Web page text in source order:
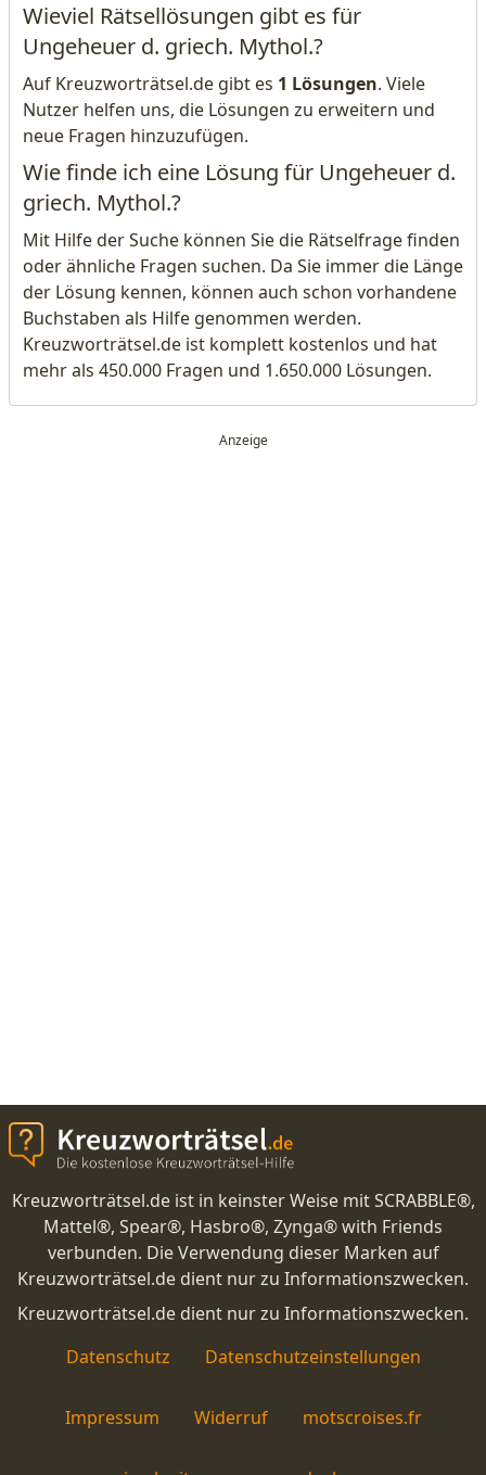
Wieviel Rätsellösungen gibt es für
Ungeheuer d. griech. Mythol.?
Auf Kreuzworträtsel.de gibt es 1 Lösungen. Viele
Nutzer helfen uns, die Lösungen zu erweitern und
neue Fragen hinzuzufügen.
Wie finde ich eine Lösung für Ungeheuer d.
griech. Mythol.?
Mit Hilfe der Suche können Sie die Rätselfrage finden
oder ähnliche Fragen suchen. Da Sie immer die Länge
der Lösung kennen, können auch schon vorhandene
Buchstaben als Hilfe genommen werden.
Kreuzworträtsel.de ist komplett kostenlos und hat
mehr als 450.000 Fragen und 1.650.000 Lösungen.
Kreuzworträtsel.de ist in keinster Weise mit SCRABBLE®,
Mattel®, Spear®, Hasbro®, Zynga® with Friends
verbunden. Die Verwendung dieser Marken auf
Kreuzworträtsel.de dient nur zu Informationszwecken.
Kreuzworträtsel.de dient nur zu Informationszwecken.
Datenschutz
Datenschutzeinstellungen
Impressum Widerruf motscroises.fr